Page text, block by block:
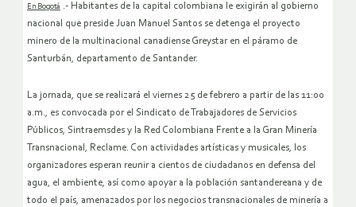
En Bogotá .- Habitantes de la capital colombiana le exigirán al gobierno
nacional que preside Juan Manuel Santos se detenga el proyecto
minero de la multinacional canadiense Greystar en el páramo de
Santurbán, departamento de Santander.
La jornada, que se realizará el viernes 25 de febrero a partir de las 11:00
a.m., es convocada por el Sindicato de Trabajadores de Servicios
Públicos, Sintraemsdes y la Red Colombiana Frente a la Gran Minería
Transnacional, Reclame. Con actividades artísticas y musicales, los
organizadores esperan reunir a cientos de ciudadanos en defensa del
agua, el ambiente, así como apoyar a la población santandereana y de
todo el país, amenazados por los negocios transnacionales de minería a